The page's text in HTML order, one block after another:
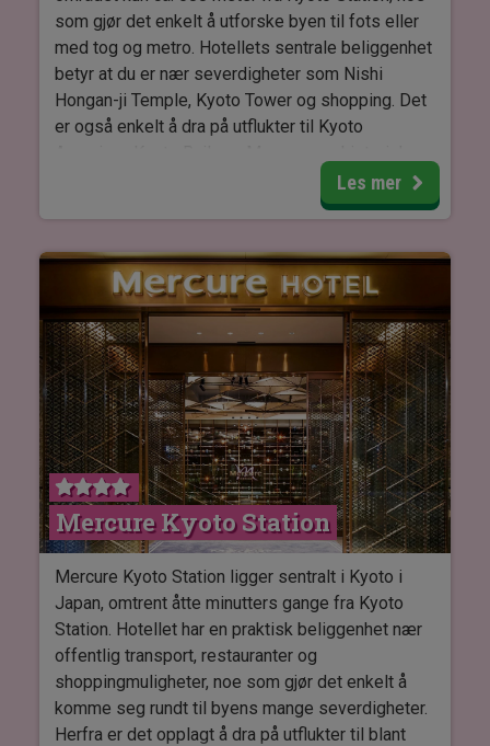
som gjør det enkelt å utforske byen til fots eller
med tog og metro. Hotellets sentrale beliggenhet
betyr at du er nær severdigheter som Nishi
Hongan-ji Temple, Kyoto Tower og shopping. Det
er også enkelt å dra på utflukter til Kyoto
steder som Fushimi Inari-taisha eller Nijo Castle,
Etter en dag med sightseeing kan du slappe av i
hotellets kjønnsdelte badeområder, hvor varmt,
mineralrikt vann skaper en opplevelse som
minner om et tradisjonelt japansk "onsen".
Almont Hotel Kyoto har en restaurant på stedet,
hvor det serveres frokostbuffé med både
japanske og vestlige retter. For lunsj og middag
er det mange gode restauranter i området rundt
Kyoto Station og i de nærliggende kjøpesentrene,
hvor du kan smake både lokale japanske
spesialiteter og internasjonale retter.
Hotellets ca. 200 rom er moderne og komfortable
med aircondition, wifi og safebox samt eget bad
med badekar eller dusj. Rommene er utstyrt med
enten dobbeltseng eller to enkeltsenger og
oppbevaringsplass, slik at du har alt du trenger
for et behagelig opphold.
Les mer
Mercure Kyoto Station
Mercure Kyoto Station ligger sentralt i Kyoto i
Japan, omtrent åtte minutters gange fra Kyoto
Station. Hotellet har en praktisk beliggenhet nær
offentlig transport, restauranter og
shoppingmuligheter, noe som gjør det enkelt å
komme seg rundt til byens mange severdigheter.
Herfra er det opplagt å dra på utflukter til blant